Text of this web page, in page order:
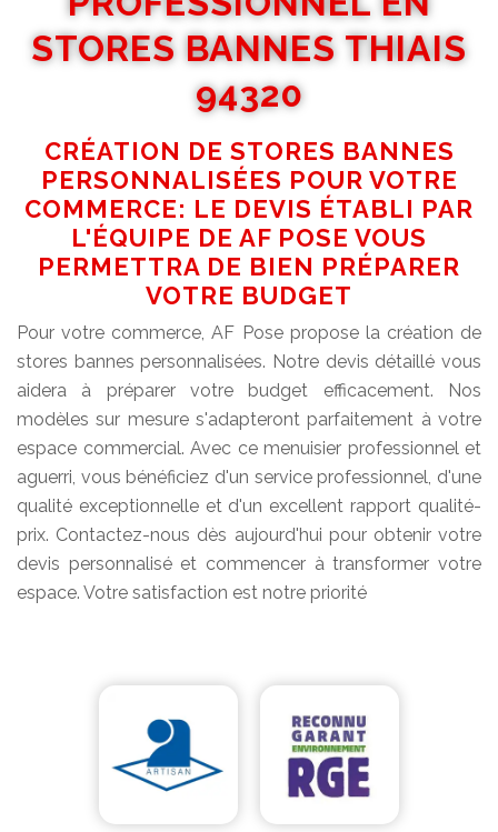
STORES BANNES THIAIS
94320
CRÉATION DE STORES BANNES
PERSONNALISÉES POUR VOTRE
COMMERCE: LE DEVIS ÉTABLI PAR
L'ÉQUIPE DE AF POSE VOUS
PERMETTRA DE BIEN PRÉPARER
VOTRE BUDGET
Pour votre commerce, AF Pose propose la création de
stores bannes personnalisées. Notre devis détaillé vous
aidera à préparer votre budget efficacement. Nos
modèles sur mesure s'adapteront parfaitement à votre
espace commercial. Avec ce menuisier professionnel et
aguerri, vous bénéficiez d'un service professionnel, d'une
qualité exceptionnelle et d'un excellent rapport qualité-
prix. Contactez-nous dès aujourd'hui pour obtenir votre
devis personnalisé et commencer à transformer votre
espace. Votre satisfaction est notre priorité